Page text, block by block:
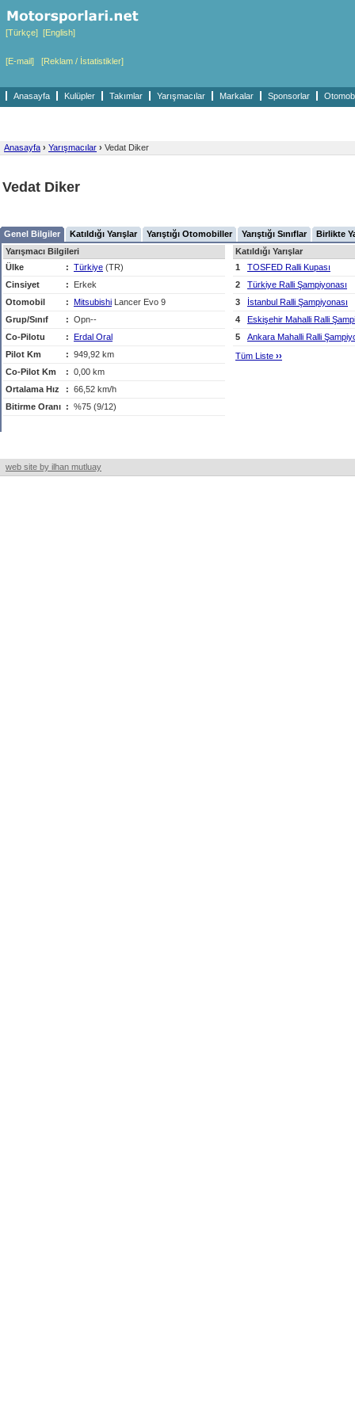
[Türkçe] [English]
[E-mail] [Reklam / İstatistikler]
Anasayfa Kulüpler Takımlar Yarışmacılar Markalar Sponsorlar
Anasayfa › Yarışmacılar › Vedat Diker
Vedat Diker
Genel Bilgiler Katıldığı Yarışlar Yarıştığı Otomobiller Yarıştığı Sınıflar
Birlikte
Yarışmacı Bilgileri
Ülke
: Türkiye (TR)
Cinsiyet
:
Erkek
Otomobil
: Mitsubishi Lancer Evo 9
Grup/Sınıf
: Opn--
Co-Pilotu
: Erdal Oral
Pilot Km
: 949,92 km
Co-Pilot Km
: 0,00 km
Ortalama Hız
: 66,52 km/h
Bitirme Oranı : %75 (9/12)
Katıldığı Yarışlar
1
TOSFED Ralli Kupası
2
Türkiye Ralli Şampiyonası
3
İstanbul Ralli Şampiyonası
4
Eskişehir Mahalli Ralli
5
Ankara Mahalli Ralli
Tüm Liste ››
web site by ilhan mutluay